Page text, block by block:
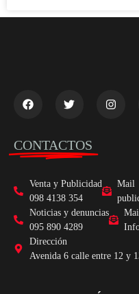
CONTACTOS
Venta y Publicidad
098 4138 354
Mail
Noticias y denuncias
095 890 4289
Dirección
Avenida 6 calle entre 12 y